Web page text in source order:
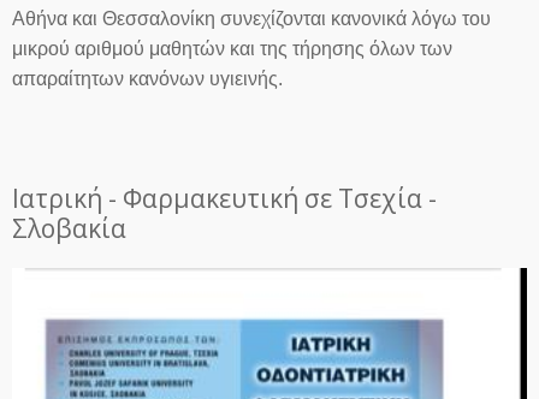
Αθήνα και Θεσσαλονίκη συνεχίζονται κανονικά λόγω του
μικρού αριθμού μαθητών και της τήρησης όλων των
απαραίτητων κανόνων υγιεινής.
Ιατρική - Φαρμακευτική σε Τσεχία -
Σλοβακία